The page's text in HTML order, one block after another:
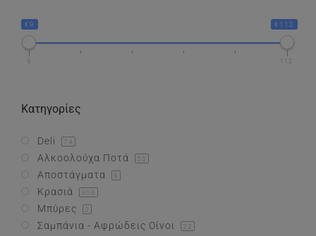
Συνθέσεις Δώρων
€9 €112
9 112
Κατηγορίες
Deli 74
Αλκοολούχα Ποτά 55
Αποστάγματα 8
Κρασιά 306
Μπύρες 2
Σαμπάνια - Αφρώδεις Οίνοι 22